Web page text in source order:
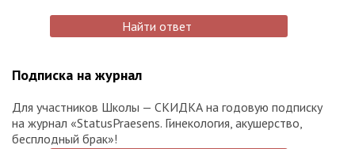
Найти ответ
Подписка на журнал
Для участников Школы — СКИДКА на годовую подписку
на журнал «StatusPraesens. Гинекология, акушерство,
бесплодный брак»!